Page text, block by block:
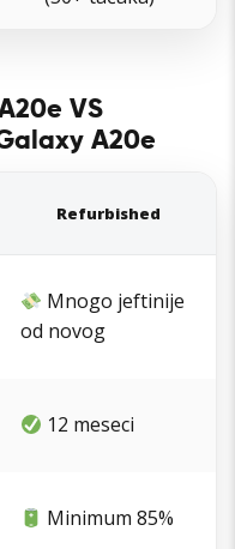
VS
A20e
Refurbished
Mnogo jeftinije
od novog
12 meseci
Minimum 85%